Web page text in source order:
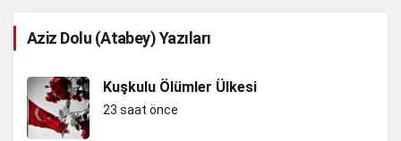
Aziz Dolu (Atabey) Yazıları
Kuşkulu Ölümler Ülkesi
23 saat önce